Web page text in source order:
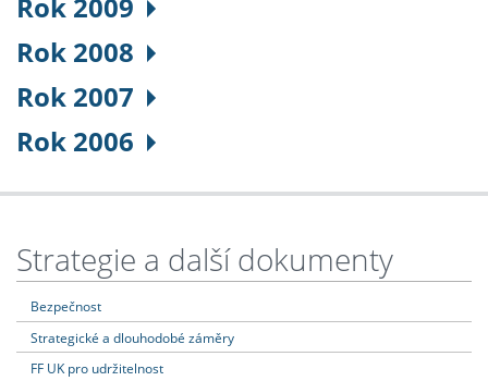
Rok 2008
Rok 2007
Rok 2006
Strategie a další dokumenty
Bezpečnost
Strategické a dlouhodobé záměry
FF UK pro udržitelnost